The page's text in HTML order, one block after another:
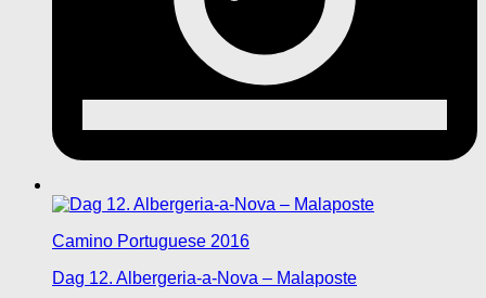
Camino Portuguese 2016
Dag 12. Albergeria-a-Nova – Malaposte